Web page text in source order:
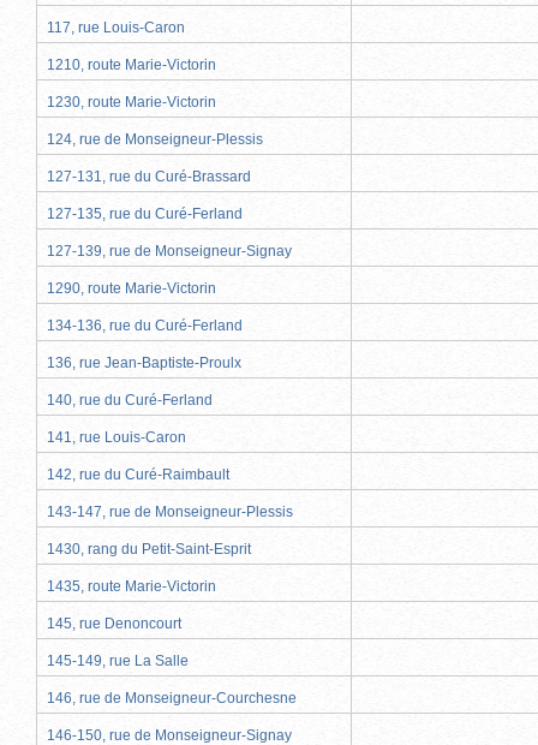
117, rue Louis-Caron
1210, route Marie-Victorin
1230, route Marie-Victorin
124, rue de Monseigneur-Plessis
127-131, rue du Curé-Brassard
127-135, rue du Curé-Ferland
127-139, rue de Monseigneur-Signay
1290, route Marie-Victorin
134-136, rue du Curé-Ferland
136, rue Jean-Baptiste-Proulx
140, rue du Curé-Ferland
141, rue Louis-Caron
142, rue du Curé-Raimbault
143-147, rue de Monseigneur-Plessis
1430, rang du Petit-Saint-Esprit
1435, route Marie-Victorin
145, rue Denoncourt
145-149, rue La Salle
146, rue de Monseigneur-Courchesne
146-150, rue de Monseigneur-Signay